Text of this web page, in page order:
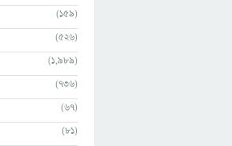
(159)
(526)
(1,989)
(736)
(67)
(81)